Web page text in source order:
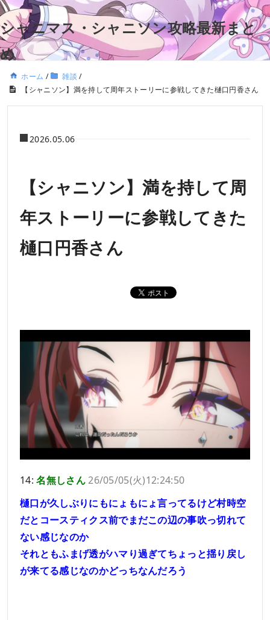
シャニマス・シャニソン攻略最新まと
め
ホーム / 雑談 /
【シャニソン】満を持して周年ストーリーに参戦してきた樋口円香さん
2026.05.06
【シャニソン】満を持して周
年ストーリーに参戦してきた
樋口円香さん
14:名無しさん26/05/05(火)12:24:50
樋口が久しぶりにもにょもにょ言ってるけど村時空
だとコースティクス前でまだこの辺の事吹っ切れて
ない感じなのか
それともふまげ透がハマり過ぎてちょっと揺り戻し
が来てる感じなのかどっちなんだろう